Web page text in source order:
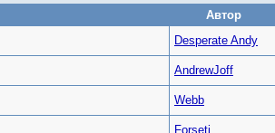
Автор
Desperate Andy
AndrewJoff
Webb
Forseti